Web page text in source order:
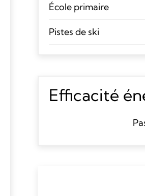
École primaire
Pistes de ski
Efficacité